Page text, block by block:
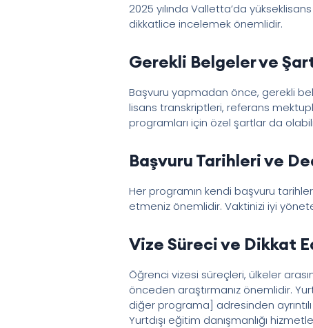
2025 yılında Valletta’da
dikkatlice incelemek önemlidir.
Gerekli Belgeler ve
Başvuru yapmadan önce, gerekli
lisans transkriptleri, referans
programları için özel şartlar da
Başvuru Tarihleri ve
Her programın kendi başvuru
etmeniz önemlidir. Vaktinizi iyi
Vize Süreci ve Dikkat
Öğrenci vizesi süreçleri, ülkeler
önceden araştırmanız önemlidir.
diğer programa] adresinden
Yurtdışı eğitim danışmanlığı